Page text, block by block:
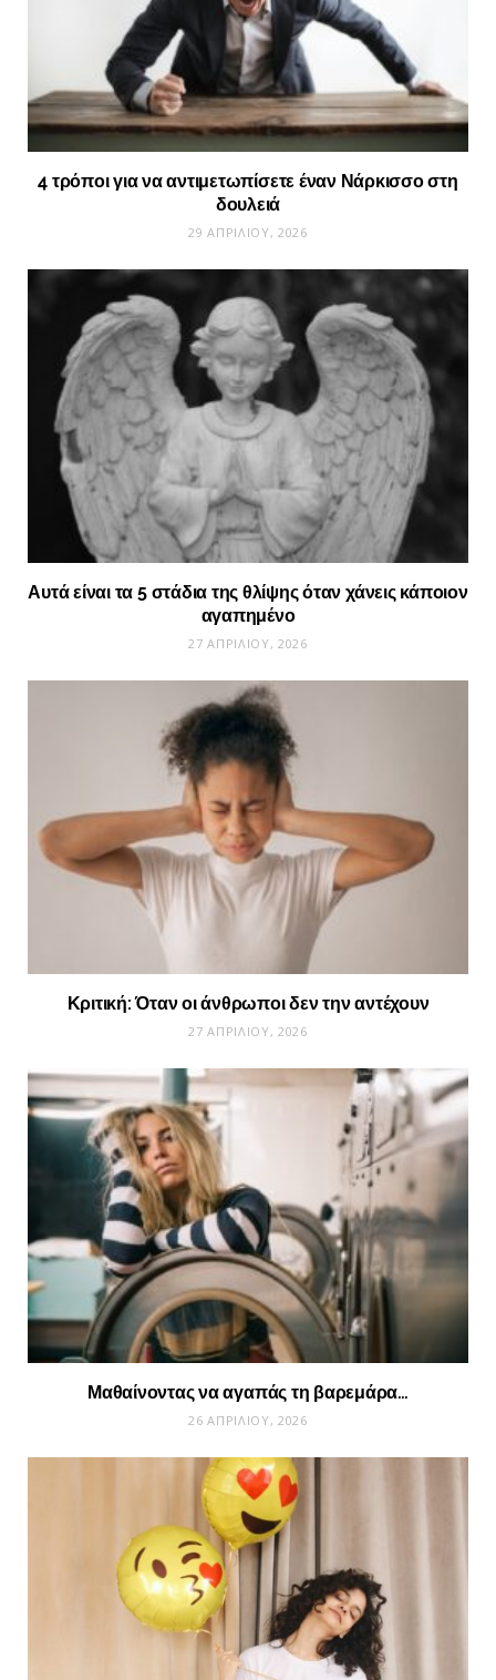
4 τρόποι για να αντιμετωπίσετε έναν Νάρκισσο στη
δουλειά
29 ΑΠΡΙΛΊΟΥ, 2026
Αυτά είναι τα 5 στάδια της θλίψης όταν χάνεις κάποιον
αγαπημένο
27 ΑΠΡΙΛΊΟΥ, 2026
Κριτική: Όταν οι άνθρωποι δεν την αντέχουν
27 ΑΠΡΙΛΊΟΥ, 2026
Μαθαίνοντας να αγαπάς τη βαρεμάρα…
26 ΑΠΡΙΛΊΟΥ, 2026